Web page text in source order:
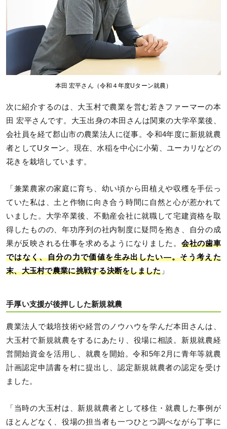
本田 宏平さん（令和４年度Uターン就農）
次に紹介するのは、大玉村で農業を営む若きファーマーの本
田 宏平さんです。大玉出身の本田さんは関東の大学卒業後、
会社員を経て郡山市の農業法人に従事。令和4年度に新規就農
者としてUターン。現在、水稲を中心に小菊、ユーカリなどの
花きを栽培しています。
「兼業農家の家庭に育ち、幼い頃から田植えや収穫を手伝っ
ていた私は、土と作物に向き合う時間に自然と心が惹かれて
いました。大学卒業後、不動産会社に就職して宅建資格を取
得したものの、年功序列の社内制度に疑問を抱き、自分の成
果が反映される仕事を求めるようになりました。 会社の歯車
ではなく、自分の力で価値を生み出したい―。そう考えた
末、大玉村で農業に挑戦する決断をしました」
手厚い支援が後押しした新規就農
農業法人で栽培技術や経営のノウハウを学んだ本田さんは、
大玉村で新規就農をするにあたり、役場に相談。新規就農経
営開始資金を活用し、就農を開始。令和5年2月に青年等就農
計画認定申請書を村に提出し、認定新規就農者の認定を受け
ました。
「当時の大玉村は、新規就農者として移住・就農した事例が
ほとんどなく、役場の担当者も一つひとつ調べながら丁寧に